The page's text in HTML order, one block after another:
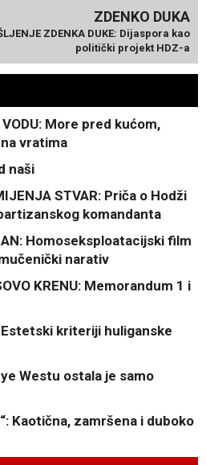
ZDENKO DUKA
ZDENKA DUKE: Dijaspora kao
politički projekt HDZ-a
VODU: More pred kućom,
vratima
naši
STVAR: Priča o Hodži
komandanta
Homoseksploatacijski film
narativ
KRENU: Memorandum 1 i
Estetski kriteriji huliganske
Westu ostala je samo
Kaotična, zamršena i duboko